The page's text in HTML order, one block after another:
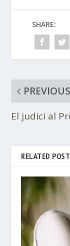
SHARE:
PREVIOUS
El judici al
RELATED